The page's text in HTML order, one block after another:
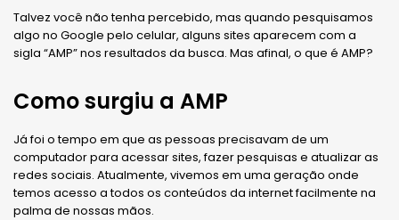
Talvez você não tenha percebido, mas quando pesquisamos
algo no Google pelo celular, alguns sites aparecem com a
sigla “AMP” nos resultados da busca. Mas afinal, o que é AMP?
Como surgiu a AMP
Já foi o tempo em que as pessoas precisavam de um
computador para acessar sites, fazer pesquisas e atualizar as
redes sociais. Atualmente, vivemos em uma geração onde
temos acesso a todos os conteúdos da internet facilmente na
palma de nossas mãos.